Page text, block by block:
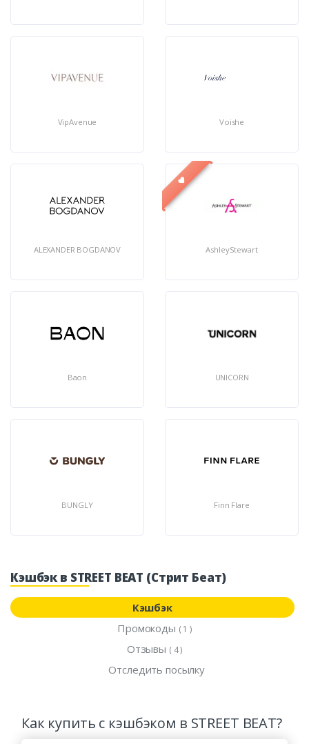
VipAvenue Voishe
ALEXANDER BOGDANOV AshleyStewart
Baon UNICORN
BUNGLY Finn Flare
Кэшбэк в STREET BEAT (Стрит Беат)
Кэшбэк
Промокоды ( 1 )
Отзывы ( 4 )
Отследить посылку
Как купить с кэшбэком в STREET BEAT?